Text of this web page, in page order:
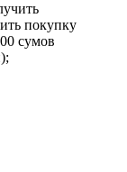
покупку
сумов